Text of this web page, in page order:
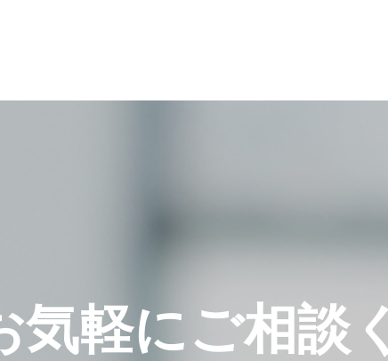
気軽にご相談